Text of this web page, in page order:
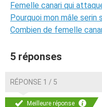
Femelle canari qui
Pourquoi mon mâle
Combien de femelle
5 réponses
RÉPONSE 1 / 5
Meilleure réponse